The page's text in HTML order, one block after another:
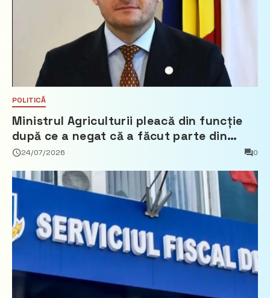
POLITICĂ
Ministrul Agriculturii pleacă din funcție
după ce a negat că a făcut parte din
Partidul Democrat
24/07/2026 0